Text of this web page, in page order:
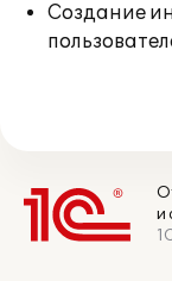
Создание
и